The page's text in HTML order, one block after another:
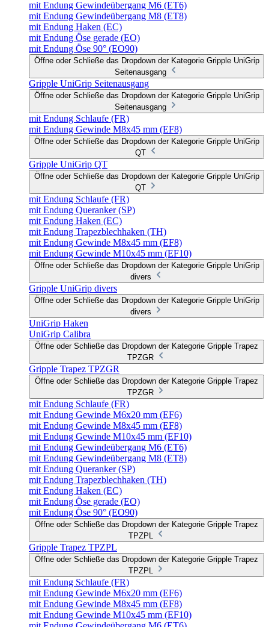
mit Endung Gewindeübergang M6 (ET6)
mit Endung Gewindeübergang M8 (ET8)
mit Endung Haken (EC)
mit Endung Öse gerade (EO)
mit Endung Öse 90° (EO90)
Öffne oder Schließe das Dropdown der Kategorie Gripple UniGrip
Seitenausgang
Gripple UniGrip Seitenausgang
Öffne oder Schließe das Dropdown der Kategorie Gripple UniGrip
Seitenausgang
mit Endung Schlaufe (FR)
mit Endung Gewinde M8x45 mm (EF8)
Öffne oder Schließe das Dropdown der Kategorie Gripple UniGrip
QT
Gripple UniGrip QT
Öffne oder Schließe das Dropdown der Kategorie Gripple UniGrip
QT
mit Endung Schlaufe (FR)
mit Endung Queranker (SP)
mit Endung Haken (EC)
mit Endung Trapezblechhaken (TH)
mit Endung Gewinde M8x45 mm (EF8)
mit Endung Gewinde M10x45 mm (EF10)
Öffne oder Schließe das Dropdown der Kategorie Gripple UniGrip
divers
Gripple UniGrip divers
Öffne oder Schließe das Dropdown der Kategorie Gripple UniGrip
divers
UniGrip Haken
UniGrip Calibra
Öffne oder Schließe das Dropdown der Kategorie Gripple Trapez
TPZGR
Gripple Trapez TPZGR
Öffne oder Schließe das Dropdown der Kategorie Gripple Trapez
TPZGR
mit Endung Schlaufe (FR)
mit Endung Gewinde M6x20 mm (EF6)
mit Endung Gewinde M8x45 mm (EF8)
mit Endung Gewinde M10x45 mm (EF10)
mit Endung Gewindeübergang M6 (ET6)
mit Endung Gewindeübergang M8 (ET8)
mit Endung Queranker (SP)
mit Endung Trapezblechhaken (TH)
mit Endung Haken (EC)
mit Endung Öse gerade (EO)
mit Endung Öse 90° (EO90)
Öffne oder Schließe das Dropdown der Kategorie Gripple Trapez
TPZPL
Gripple Trapez TPZPL
Öffne oder Schließe das Dropdown der Kategorie Gripple Trapez
TPZPL
mit Endung Schlaufe (FR)
mit Endung Gewinde M6x20 mm (EF6)
mit Endung Gewinde M8x45 mm (EF8)
mit Endung Gewinde M10x45 mm (EF10)